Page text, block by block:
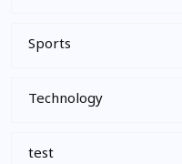
Sports
Technology
test